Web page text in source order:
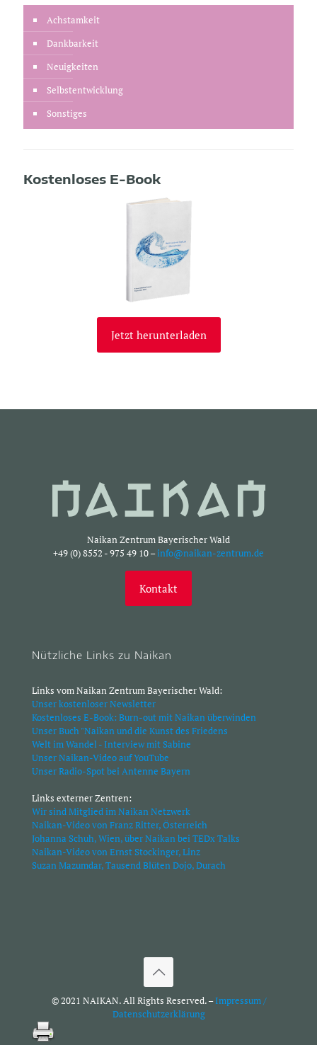
Achstamkeit
Dankbarkeit
Neuigkeiten
Selbstentwicklung
Sonstiges
Kostenloses E-Book
Jetzt herunterladen
Naikan Zentrum Bayerischer Wald
+49 (0) 8552 - 975 49 10 –info@naikan-zentrum.de
Kontakt
Nützliche Links zu Naikan
Links vom Naikan Zentrum Bayerischer Wald:
Unser kostenloser Newsletter
Kostenloses E-Book: Burn-out mit Naikan überwinden
Unser Buch "Naikan und die Kunst des Friedens
Welt im Wandel - Interview mit Sabine
Unser Naikan-Video auf YouTube
Unser Radio-Spot bei Antenne Bayern
Links externer Zentren:
Wir sind Mitglied im Naikan Netzwerk
Naikan-Video von Franz Ritter, Österreich
Johanna Schuh, Wien, über Naikan bei TEDx Talks
Naikan-Video von Ernst Stockinger, Linz
Suzan Mazumdar, Tausend Blüten Dojo, Durach
© 2021 NAIKAN. All Rights Reserved. –Impressum /
Datenschutzerklärung